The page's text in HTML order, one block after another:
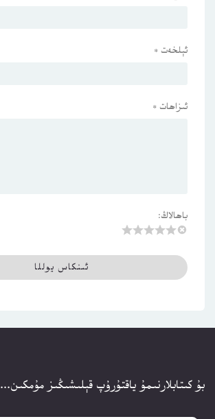
ئېلخەت *
ئىزاھات *
باھالاڭ:
بۇ كىتابلارنىمۇ ياقتۇرۇپ قېلىشىڭىز مۇمكىن...